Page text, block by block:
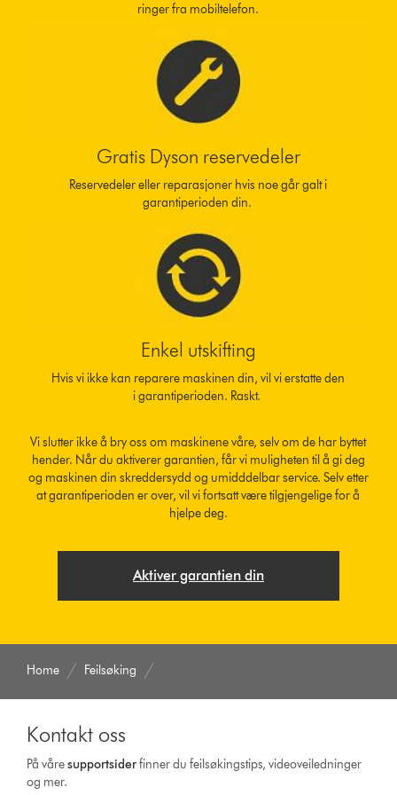
ringer fra mobiltelefon.
Gratis Dyson reservedeler
Reservedeler eller reparasjoner hvis noe går galt i
garantiperioden din.
Enkel utskifting
Hvis vi ikke kan reparere maskinen din, vil vi erstatte den
i garantiperioden. Raskt.
Vi slutter ikke å bry oss om maskinene våre, selv om de har byttet
hender. Når du aktiverer garantien, får vi muligheten til å gi deg
og maskinen din skreddersydd og umidddelbar service. Selv etter
at garantiperioden er over, vil vi fortsatt være tilgjengelige for å
hjelpe deg.
Aktiver garantien din
Home Feilsøking
Kontakt oss
På våresupportsiderfinner du feilsøkingstips, videoveiledninger
og mer.